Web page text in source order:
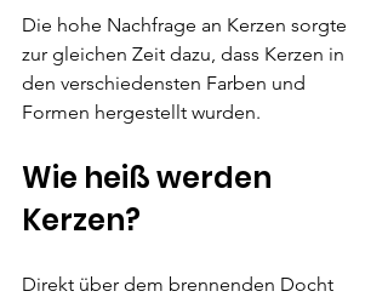
Die hohe Nachfrage an Kerzen sorgte
zur gleichen Zeit dazu, dass Kerzen in
den verschiedensten Farben und
Formen hergestellt wurden.
Wie heiß werden
Kerzen?
Direkt über dem brennenden Docht